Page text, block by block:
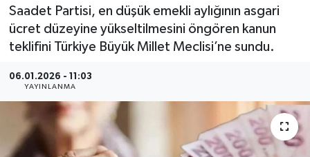
Saadet Partisi, en düşük emekli aylığının asgari
ücret düzeyine yükseltilmesini öngören kanun
teklifini Türkiye Büyük Millet Meclisi’ne sundu.
06.01.2026 - 11:03
YAYINLANMA
Magazin
Haber Arşivi